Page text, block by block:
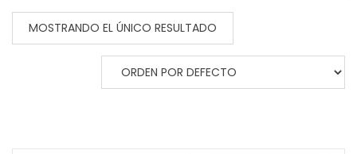
MOSTRANDO EL ÚNICO RESULTADO